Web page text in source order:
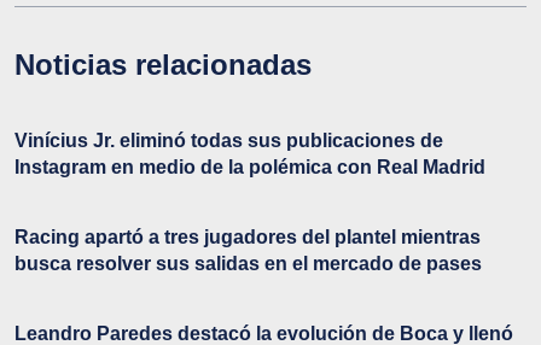
Noticias relacionadas
Vinícius Jr. eliminó todas sus publicaciones de
Instagram en medio de la polémica con Real Madrid
Racing apartó a tres jugadores del plantel mientras
busca resolver sus salidas en el mercado de pases
Leandro Paredes destacó la evolución de Boca y llenó